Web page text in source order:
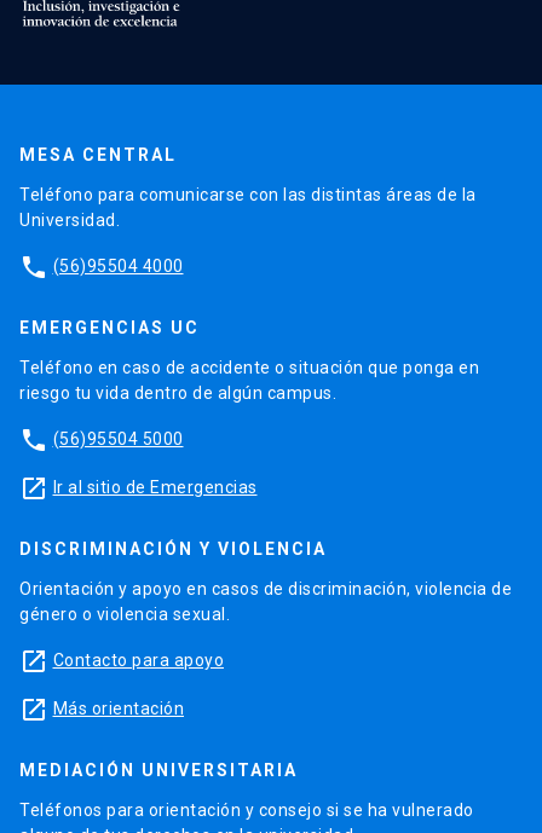
MESA CENTRAL
Teléfono para comunicarse con las distintas áreas de la
Universidad.
phone (56)95504 4000
EMERGENCIAS UC
Teléfono en caso de accidente o situación que ponga en
riesgo tu vida dentro de algún campus.
phone (56)95504 5000
launch Ir al sitio de Emergencias
DISCRIMINACIÓN Y VIOLENCIA
Orientación y apoyo en casos de discriminación, violencia de
género o violencia sexual.
launch Contacto para apoyo
launch Más orientación
MEDIACIÓN UNIVERSITARIA
Teléfonos para orientación y consejo si se ha vulnerado